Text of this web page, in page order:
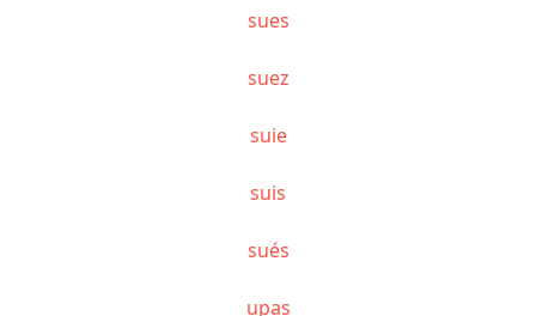
sues
suez
suie
suis
sués
upas